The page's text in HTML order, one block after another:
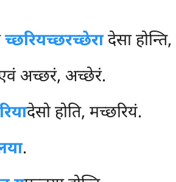
च्छरियच्छरच्छेरादेसा होन्ति,
अच्छरं, अच्छेरं.
देसो होति, मच्छरियं.
.